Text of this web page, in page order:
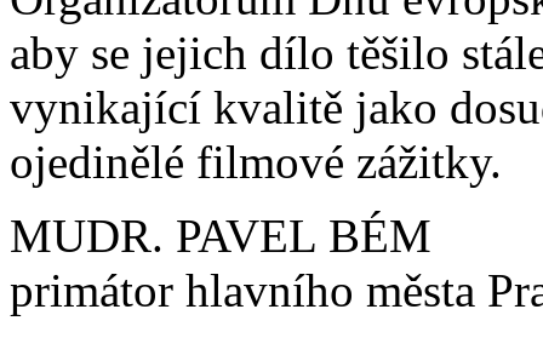
aby se jejich dílo těšilo
vynikající kvalitě jako
ojedinělé filmové zážitky.
MUDR. PAVEL BÉM
primátor hlavního města